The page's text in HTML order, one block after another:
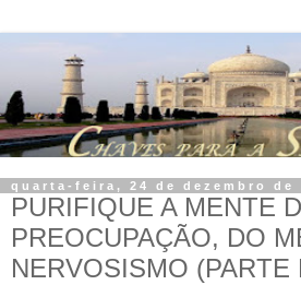
quarta-feira, 24 de dezembro de
PURIFIQUE A MENTE
PREOCUPAÇÃO, DO
NERVOSISMO (PARTE